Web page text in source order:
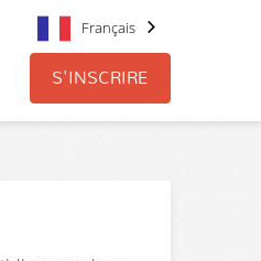
Français
S'INSCRIRE